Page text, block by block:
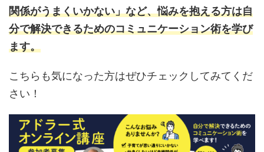
関係がうまくいかない」など、悩みを抱える方は自
分で解決できるためのコミュニケーション術を学び
ます。
こちらも気になった方はぜひチェックしてみてくだ
さい！